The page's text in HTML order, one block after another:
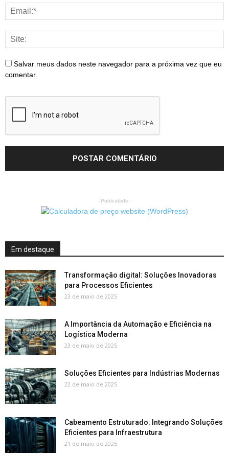
Salvar meus dados neste navegador para a próxima vez que eu
comentar.
- Publicidade -
Em destaque
Transformação digital: Soluções Inovadoras
para Processos Eficientes
23 de maio de 2025
A Importância da Automação e Eficiência na
Logística Moderna
23 de maio de 2025
Soluções Eficientes para Indústrias Modernas
22 de maio de 2025
Cabeamento Estruturado: Integrando Soluções
Eficientes para Infraestrutura
21 de maio de 2025